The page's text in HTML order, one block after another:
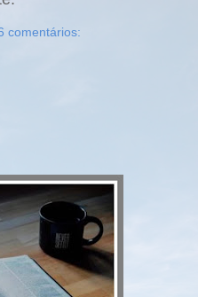
comentários: